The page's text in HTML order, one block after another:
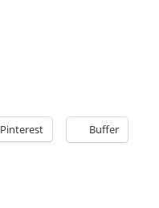
Pinterest Buffer